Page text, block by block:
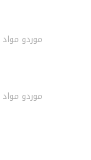
موردو مواد
موردو مواد